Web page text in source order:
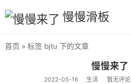
慢慢滑板
分类
首页 » 标签 bjtu 下的文章
慢慢来了
2022-05-16 生活 暂无评论